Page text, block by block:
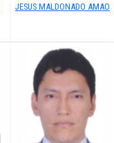
JESUS MALDONADO AMAO